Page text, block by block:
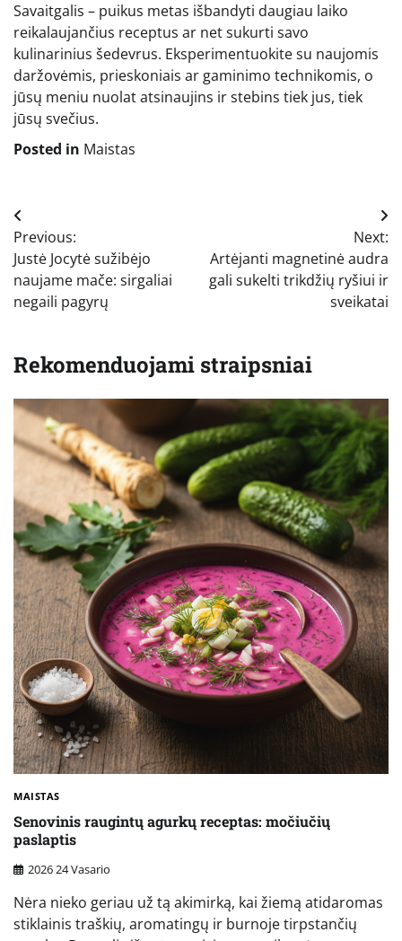
Savaitgalis – puikus metas išbandyti daugiau laiko
reikalaujančius receptus ar net sukurti savo
kulinarinius šedevrus. Eksperimentuokite su naujomis
daržovėmis, prieskoniais ar gaminimo technikomis, o
jūsų meniu nuolat atsinaujins ir stebins tiek jus, tiek
jūsų svečius.
Posted in Maistas
Navigacija
tarp
įrašų
Previous:
Justė Jocytė sužibėjo
naujame mače: sirgaliai
negaili pagyrų
Next:
Artėjanti magnetinė audra
gali sukelti trikdžių ryšiui ir
sveikatai
Rekomenduojami straipsniai
MAISTAS
Senovinis raugintų agurkų receptas: močiučių
paslaptis
2026 24 Vasario
Nėra nieko geriau už tą akimirką, kai žiemą atidaromas
stiklainis traškių, aromatingų ir burnoje tirpstančių